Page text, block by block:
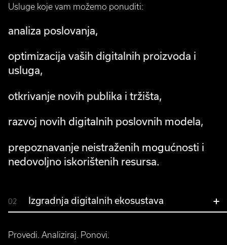
Usluge koje vam možemo ponuditi:
analiza poslovanja,
optimizacija vaših digitalnih proizvoda i
usluga,
otkrivanje novih publika i tržišta,
razvoj novih digitalnih poslovnih modela,
prepoznavanje neistraženih mogućnosti i
nedovoljno iskorištenih resursa.
02 Izgradnja digitalnih ekosustava
Provedi. Analiziraj. Ponovi.